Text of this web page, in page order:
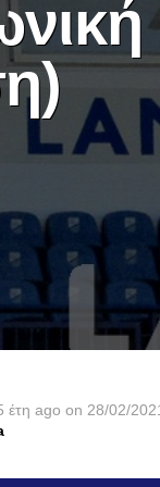
έτη ago on 28/02/